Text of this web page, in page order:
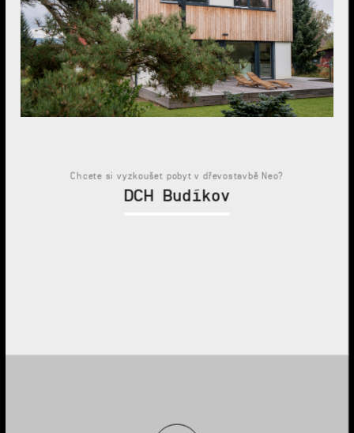
Chcete si vyzkoušet pobyt v dřevostavbě Neo?
DCH Budíkov